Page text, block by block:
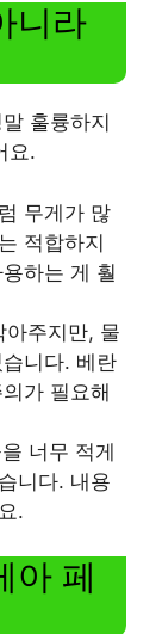
니라
훌륭하지
요.
무게가 많
적합하지
하는 게 훨
주지만, 물
니다. 베란
가 필요해
너무 적게
니다. 내용
.
아 페